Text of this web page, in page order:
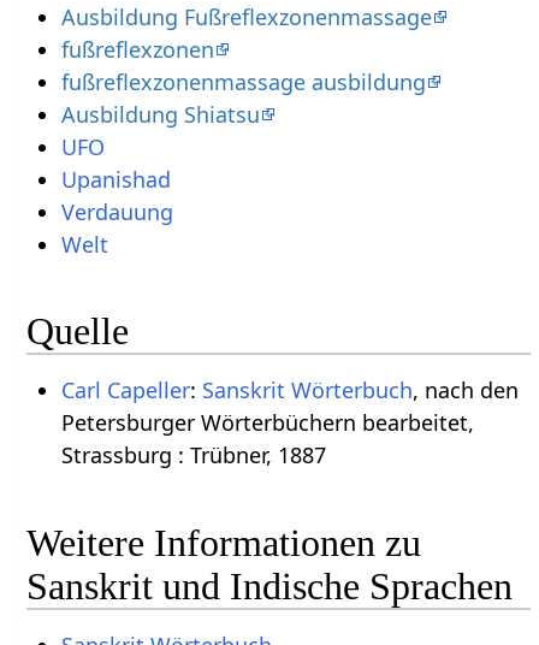
Ausbildung Fußreflexzonenmassage
fußreflexzonen
fußreflexzonenmassage ausbildung
Ausbildung Shiatsu
UFO
Upanishad
Verdauung
Welt
Quelle
Carl Capeller: Sanskrit Wörterbuch, nach den
Petersburger Wörterbüchern bearbeitet,
Strassburg : Trübner, 1887
Weitere Informationen zu
Sanskrit und Indische Sprachen